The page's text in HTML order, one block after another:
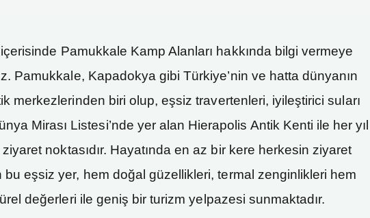
içerisinde Pamukkale Kamp Alanları hakkında bilgi vermeye
Pamukkale, Kapadokya gibi Türkiye’nin ve hatta dünyanın
merkezlerinden biri olup, eşsiz travertenleri, iyileştirici suları
Mirası Listesi’nde yer alan Hierapolis Antik Kenti ile her yıl
noktasıdır. Hayatında en az bir kere herkesin ziyaret
bu eşsiz yer, hem doğal güzellikleri, termal zenginlikleri hem
değerleri ile geniş bir turizm yelpazesi sunmaktadır.